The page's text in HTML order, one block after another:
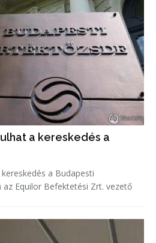
a kereskedés a
a Budapesti
az Equilor Befektetési Zrt. vezető